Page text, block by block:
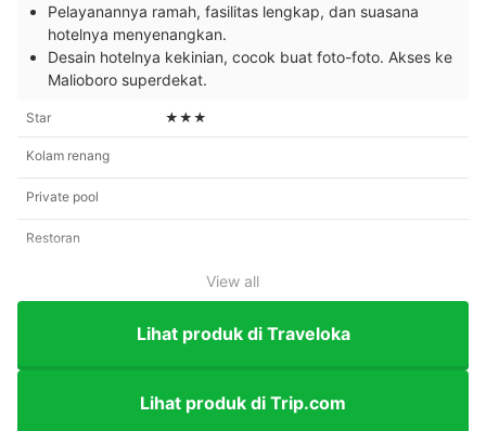
Pelayanannya ramah, fasilitas lengkap, dan suasana
hotelnya menyenangkan.
Desain hotelnya kekinian, cocok buat foto-foto. Akses ke
Malioboro superdekat.
Star ★★★
Kolam renang
Private pool
Restoran
View all
Lihat produk di Traveloka
Lihat produk di Trip.com